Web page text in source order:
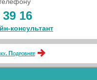
16
Подробнее